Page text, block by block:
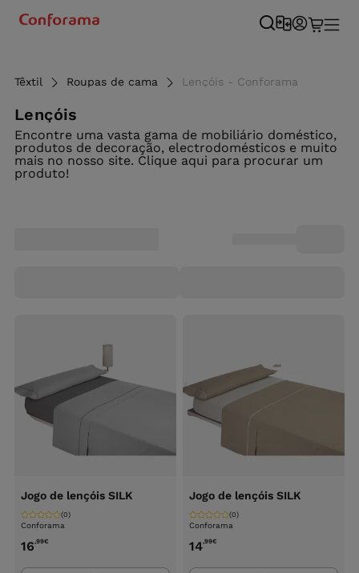
Têxtil Roupas de cama Lençóis - Conforama
Lençóis
Encontre uma vasta gama de mobiliário doméstico,
produtos de decoração, electrodomésticos e muito
mais no nosso site. Clique aqui para procurar um
produto!
Jogo de lençóis SILK
Conforama
(0)
16,99€
Jogo de lençóis SILK
Conforama
(0)
14,99€